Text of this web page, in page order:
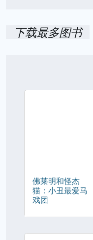
下载最多图书
佛莱明和怪杰
猫：小丑最爱马
戏团